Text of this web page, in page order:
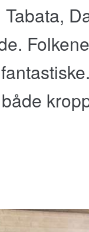
Tabata,